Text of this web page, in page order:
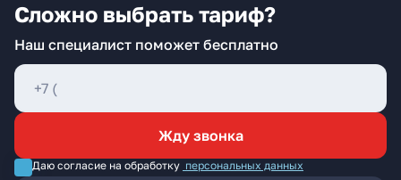
Сложно выбрать тариф?
Наш специалист поможет бесплатно
Жду звонка
Даю согласие на обработку персональных данных